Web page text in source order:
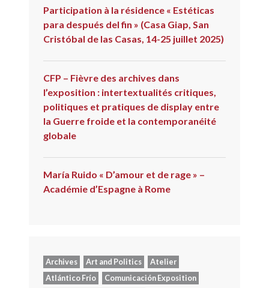
Participation à la résidence « Estéticas
para después del fin » (Casa Giap, San
Cristóbal de las Casas, 14-25 juillet 2025)
CFP – Fièvre des archives dans
l’exposition : intertextualités critiques,
politiques et pratiques de display entre
la Guerre froide et la contemporanéité
globale
María Ruido « D’amour et de rage » –
Académie d’Espagne à Rome
Archives Art and Politics
Atelier
Atlántico Frío
Comunicación Exposition